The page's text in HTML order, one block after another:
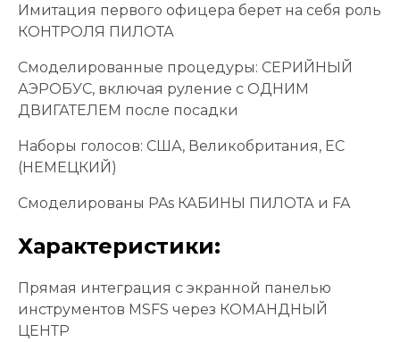
Имитация первого офицера берет на себя роль
КОНТРОЛЯ ПИЛОТА
Смоделированные процедуры: СЕРИЙНЫЙ
АЭРОБУС, включая руление с ОДНИМ
ДВИГАТЕЛЕМ после посадки
Наборы голосов: США, Великобритания, ЕС
(НЕМЕЦКИЙ)
Смоделированы PAs КАБИНЫ ПИЛОТА и FA
Характеристики:
Прямая интеграция с экранной панелью
инструментов MSFS через КОМАНДНЫЙ
ЦЕНТР